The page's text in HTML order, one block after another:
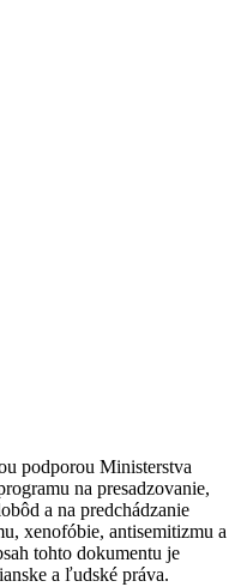
podporou Ministerstva
na presadzovanie,
a na predchádzanie
xenofóbie, antisemitizmu a
tohto dokumentu je
a ľudské práva.